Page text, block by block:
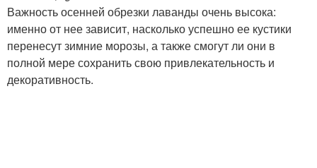
Важность осенней обрезки лаванды очень высока:
именно от нее зависит, насколько успешно ее кустики
перенесут зимние морозы, а также смогут ли они в
полной мере сохранить свою привлекательность и
декоративность.